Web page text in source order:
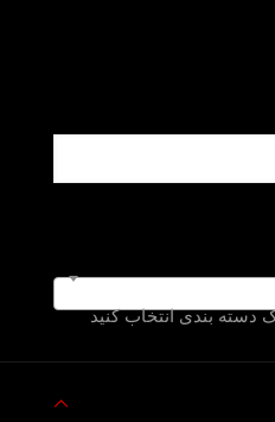
دسته بندی انتخاب کنید